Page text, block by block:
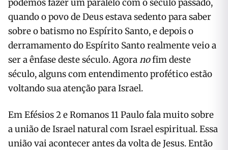
podemos fazer um paralelo com o século passado,
quando o povo de Deus estava sedento para saber
sobre o batismo no Espírito Santo, e depois o
derramamento do Espírito Santo realmente veio a
ser a ênfase deste século. Agoranofim deste
século, alguns com entendimento profético estão
voltando sua atenção para Israel.
Em Efésios 2 e Romanos 11 Paulo fala muito sobre
a união de Israel natural com Israel espiritual. Essa
união vai acontecer antes da volta de Jesus. Então